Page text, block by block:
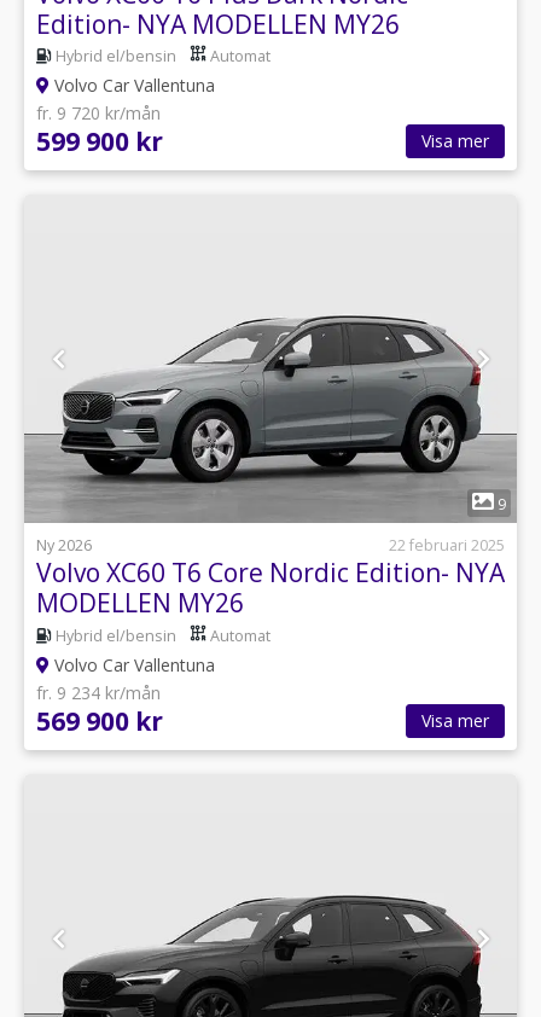
Edition- NYA MODELLEN MY26
Hybrid el/bensin Automat
Volvo Car Vallentuna
fr. 9 720 kr/mån
599 900 kr Visa mer
9
Ny 2026
22 februari 2025
Volvo XC60 T6 Core Nordic Edition- NYA
MODELLEN MY26
Hybrid el/bensin Automat
Volvo Car Vallentuna
fr. 9 234 kr/mån
569 900 kr Visa mer